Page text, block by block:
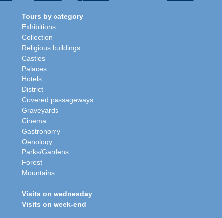
Tours by category
Exhibitions
Collection
Religious buildings
Castles
Palaces
Hotels
District
Covered passageways
Graveyards
Cinema
Gastronomy
Oenology
Parks/Gardens
Forest
Mountains
Visits on wednesday
Visits on week-end